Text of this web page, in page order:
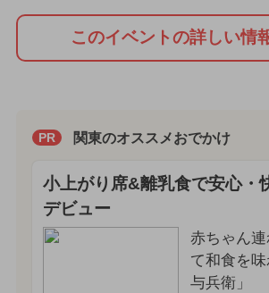
このイベントの詳しい情
PR 関東のオススメおでかけ
小上がり席&離乳食で安心・
デビュー
赤ちゃん
て和食を
与兵衛」